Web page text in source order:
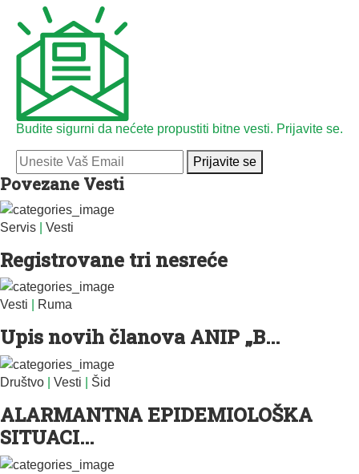
Budite sigurni da nećete propustiti bitne vesti. Prijavite se.
Prijavite se
Povezane Vesti
Servis Vesti
Registrovane tri nesreće
Vesti Ruma
Upis novih članova ANIP „B...
Društvo Vesti Šid
ALARMANTNA EPIDEMIOLOŠKA
SITUACI...